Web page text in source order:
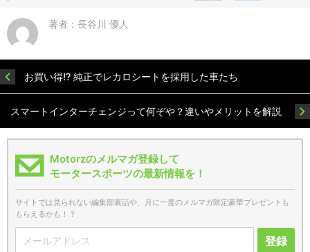
著者：長谷川 優人
お買い得!? 純正でレカロシートを採用した車たち
スマートインターチェンジって何ぞや？違いやメリットを解説
Motorzのメルマガ登録して
モータースポーツの最新情報を！
サイトでは見られない編集部裏話や、月に一度のメルマガ限定豪華プレゼントも
もらえるかも！？
登録